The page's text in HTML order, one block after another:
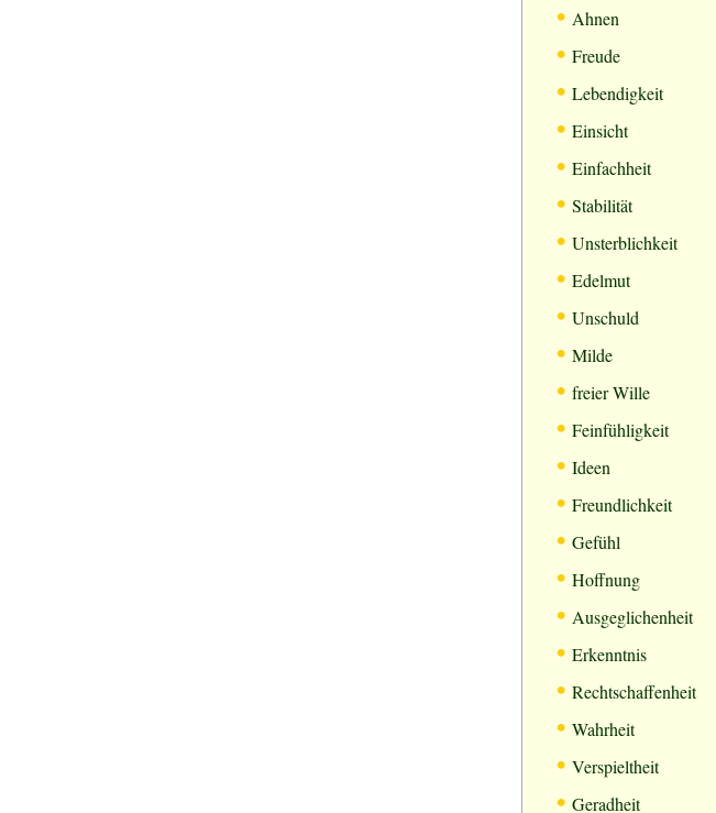
• Ahnen
• Freude
• Lebendigkeit
• Einsicht
• Einfachheit
• Stabilität
• Unsterblichkeit
• Edelmut
• Unschuld
• Milde
• freier Wille
• Feinfühligkeit
• Ideen
• Freundlichkeit
• Gefühl
• Hoffnung
• Ausgeglichenheit
• Erkenntnis
• Rechtschaffenheit
• Wahrheit
• Verspieltheit
• Geradheit